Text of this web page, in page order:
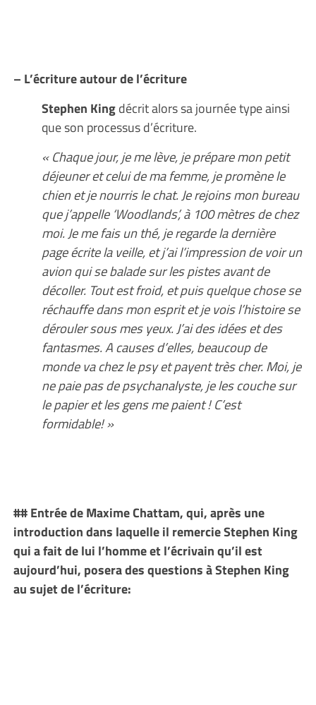
– L’écriture autour de l’écriture
Stephen Kingdécrit alors sa journée type ainsi
que son processus d’écriture.
« Chaque jour, je me lève, je prépare mon petit
déjeuner et celui de ma femme, je promène le
chien et je nourris le chat. Je rejoins mon bureau
que j’appelle ‘Woodlands’, à 100 mètres de chez
moi. Je me fais un thé, je regarde la dernière
page écrite la veille, et j’ai l’impression de voir un
avion qui se balade sur les pistes avant de
décoller. Tout est froid, et puis quelque chose se
réchauffe dans mon esprit et je vois l’histoire se
dérouler sous mes yeux. J’ai des idées et des
fantasmes. A causes d’elles, beaucoup de
monde va chez le psy et payent très cher. Moi, je
ne paie pas de psychanalyste, je les couche sur
le papier et les gens me paient ! C’est
formidable! »
## Entrée de Maxime Chattam, qui, après une
introduction dans laquelle il remercie Stephen King
qui a fait de lui l’homme et l’écrivain qu’il est
aujourd’hui, posera des questions à Stephen King
au sujet de l’écriture: